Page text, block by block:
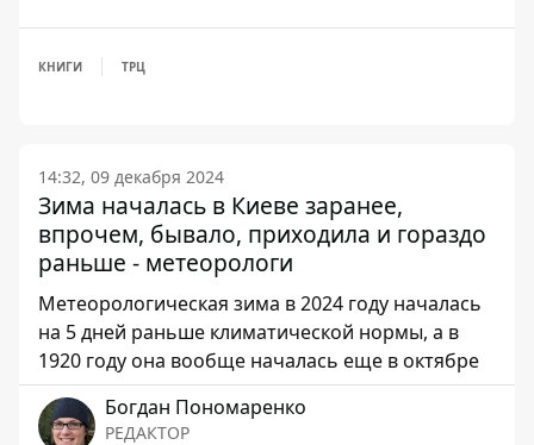
КНИГИ ТРЦ
14:32, 09 декабря 2024
Зима началась в Киеве заранее,
впрочем, бывало, приходила и гораздо
раньше - метеорологи
Метеорологическая зима в 2024 году началась
на 5 дней раньше климатической нормы, а в
1920 году она вообще началась еще в октябре
Богдан Пономаренко
РЕДАКТОР